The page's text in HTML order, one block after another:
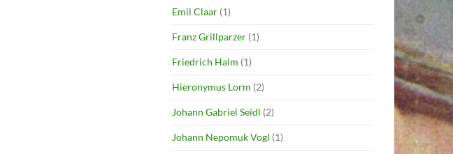
Emil Claar (1)
Franz Grillparzer (1)
Friedrich Halm (1)
Hieronymus Lorm (2)
Johann Gabriel Seidl (2)
Johann Nepomuk Vogl (1)